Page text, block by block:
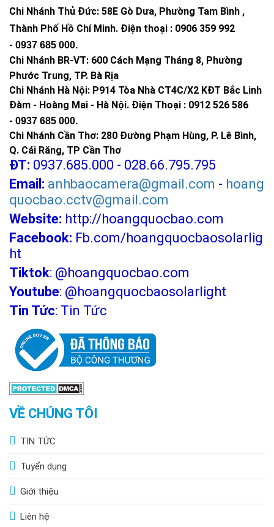
Chi Nhánh Thủ Đức: 58E Gò Dưa, Phường Tam Bình ,
Thành Phố Hồ Chí Minh. Điện thoại : 0906 359 992
- 0937 685 000.
Chi Nhánh BR-VT: 600 Cách Mạng Tháng 8, Phường
Phước Trung, TP. Bà Rịa
Chi Nhánh Hà Nội: P914 Tòa Nhà CT4C/X2 KĐT Bắc Linh
Đàm - Hoàng Mai - Hà Nội. Điện Thoại : 0912 526 586
- 0937 685 000.
Chi Nhánh Cần Thơ: 280 Đường Phạm Hùng, P. Lê Bình,
Q. Cái Răng, TP Cần Thơ
ĐT: 0937.685.000 - 028.66.795.795
Email: anhbaocamera@gmail.com - hoang
quocbao.cctv@gmail.com
Website: http://hoangquocbao.com
Facebook: Fb.com/hoangquocbaosolarlig
ht
Tiktok: @hoangquocbao.com
Youtube: @hoangquocbaosolarlight
Tin Tức: Tin Tức
VỀ CHÚNG TÔI
TIN TỨC
Tuyển dụng
Giới thiệu
Liên hệ